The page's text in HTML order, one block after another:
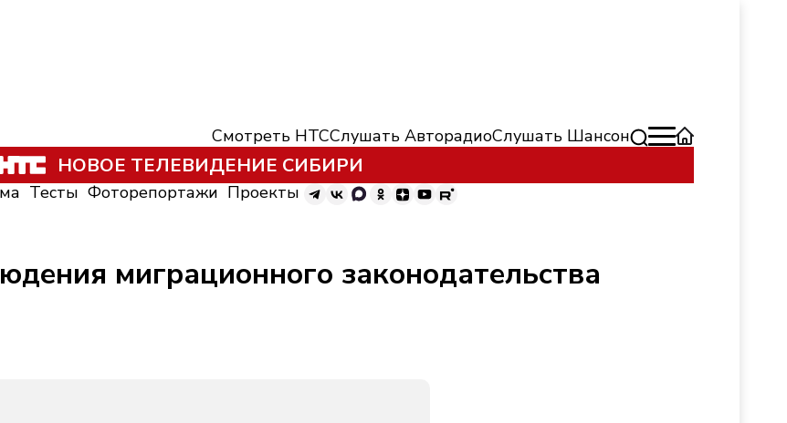
Смотреть НТССлушать АвторадиоСлушать Шансон
НОВОЕ ТЕЛЕВИДЕНИЕ СИБИРИ
Тесты Фоторепортажи Проекты
миграционного законодательства